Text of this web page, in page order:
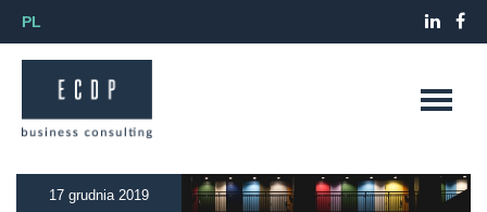
PL
17 grudnia 2019